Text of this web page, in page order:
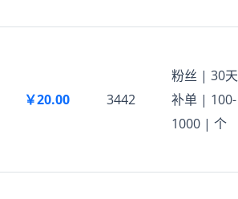
￥20.00 3442
粉丝 | 30天
补单 | 100-
1000 | 个